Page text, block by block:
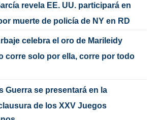
revela EE. UU. participará en
muerte de policía de NY en RD
celebra el oro de Marileidy
corre solo por ella, corre por todo
Guerra se presentará en la
de los XXV Juegos